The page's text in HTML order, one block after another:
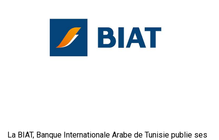
La BIAT, Banque Internationale Arabe de Tunisie publie ses